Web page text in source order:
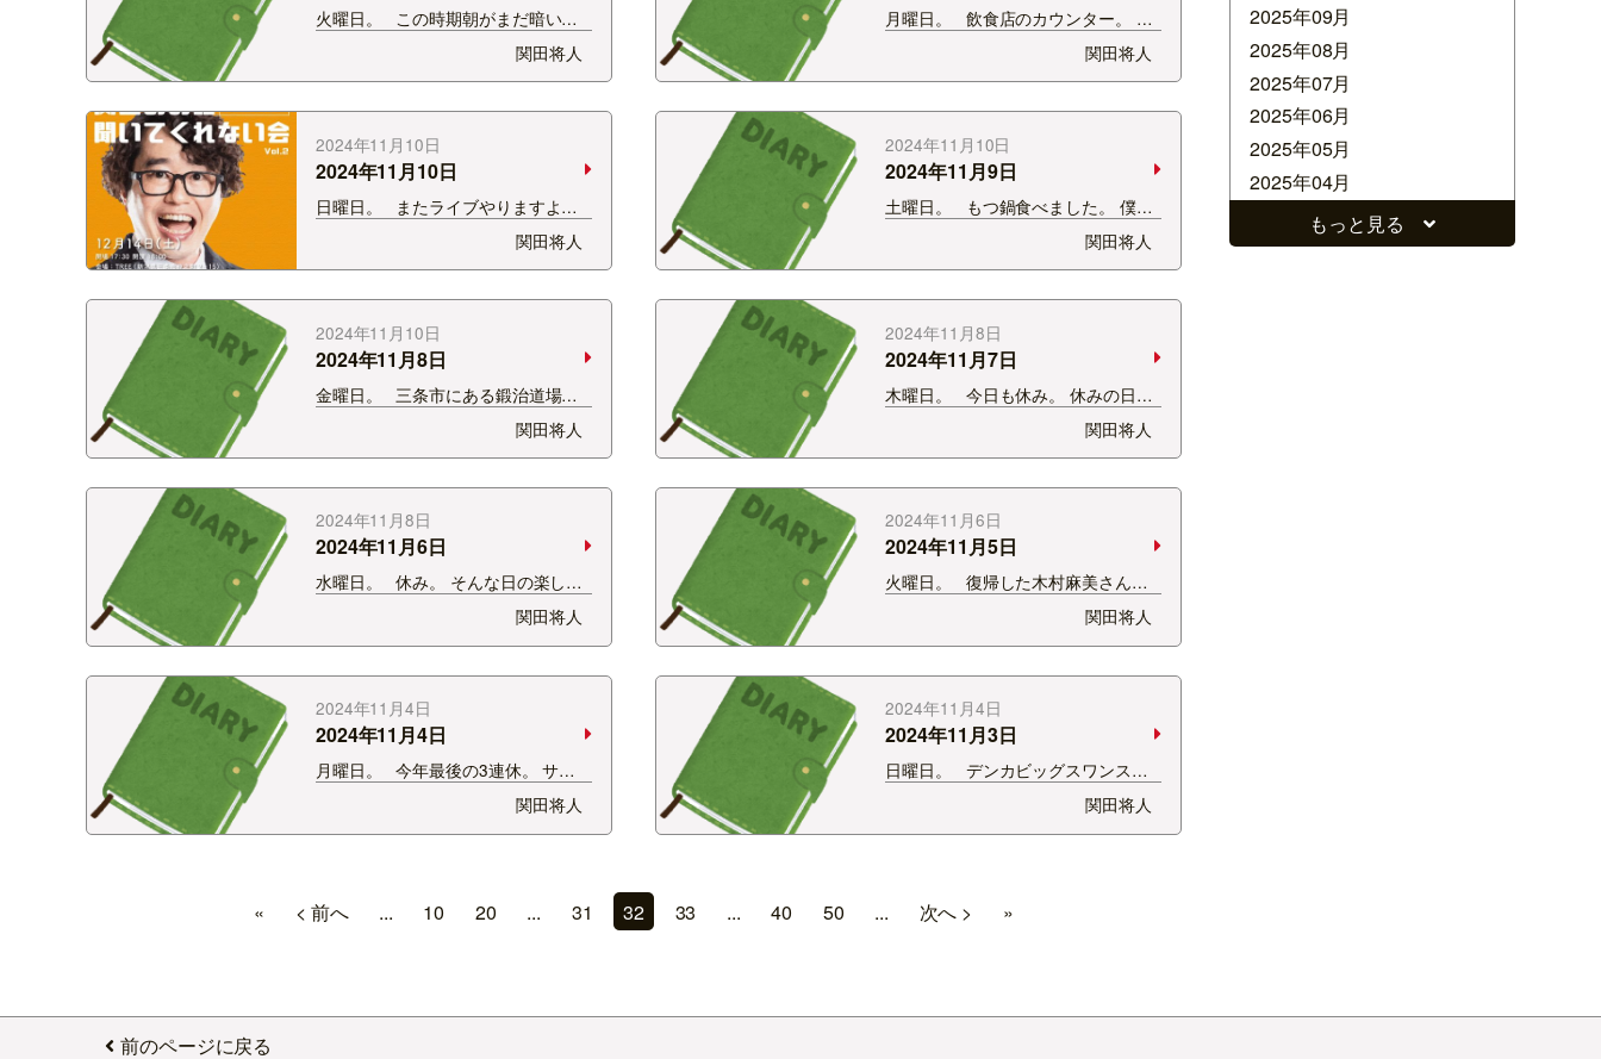
火曜日。 この時期朝がまだ暗い。
寝坊しちゃいます。 しかもお酒も
飲まず普通に寝た日に。 逆に飲んだ
日はトイレで目が覚めちゃう。 30歳
の時には1ミリもなかった… こー
わ！
関田将人
月曜日。 飲食店のカウンター。 座
ると気になるキッチンの中の店員さ
んの一挙手一投足。 バイト同士の会
話。 気になってそっちばかり見ち
ゃうー 困るー 僕と同じ人っているの
かなー 教えてー
関田将人
2024年11月10日
2024年11月10日
日曜日。 またライブやりますよ！
12月14日にトークライブやりま
す！！ 今回は2024年の総決算。
2024年の反省をメインに。 なんかプ
レゼントとか用意できたらなぁなん
て思ってます。 今回…
関田将人
2024年11月10日
2024年11月9日
土曜日。 もつ鍋食べました。 僕は
鍋よそい係が苦手です。 まず上手く
よそえない。 量のバランスが取れな
い。 なので自然と誰かに任せる技術
を身につけました。 自分の目の前
に箸やおたまがあろうとも…
関田将人
2024年11月10日
2024年11月8日
金曜日。 三条市にある鍛治道場
へ。 包丁研ぎ体験をさせてもらいま
した。 楽しかった。 話は変わって
そこで働いているスタッフさん。 福
岡県出身。 「芸人の知り合いがるん
ですよ！」 え！？誰ですか…
関田将人
2024年11月8日
2024年11月7日
木曜日。 今日も休み。 休みの日の
楽しみは運動。 最近は運動。 関田が
運動。 ついに運動。 会員になった
ジムにしばらく行ってなくて妻に怒
られたから運動。 走っている時に
ラジオを聞…
関田将人
2024年11月8日
2024年11月6日
水曜日。 休み。 そんな日の楽しみ
は妻からのランチの誘い。 妻は平日
仕事なのですが、昼ご飯は外で食べ
ることが多いんです。 たまーに！ご
くたまーに！僕とランチに行ってく
れる日があるんです。 最高！！！
&nb…
関田将人
2024年11月6日
2024年11月5日
火曜日。 復帰した木村麻美さんが
絶好調です。 絶妙な聞き間違い、言
い間違いで世間を賑わせているとか
いないとか。 この間はずっとYシャ
ツのことをTシャツって言ってまし
た。 怖いです。 奇跡の言い…
関田将人
2024年11月4日
2024年11月4日
月曜日。 今年最後の3連休。 サテ
スタが平日とは違う賑わいを見せ
る。 好きです。この景色。 2015年
7月からずっと月曜日の生放送を担当
関田将人
2024年11月4日
2024年11月3日
日曜日。 デンカビッグスワンスタ
ジアムからテレビの生放送。 激闘を
終えた選手が出演してくれた。 難し
い状況、心境のなか出演しくれたこ
関田将人
« < 前へ ... 10 20 ... 31 32 33 ... 40 50 ... 次へ > »
2025年09月
2025年08月
2025年07月
2025年06月
2025年05月
2025年04月
2025年03月
2025年02月
2022年12月
もっと見る
前のページに戻る